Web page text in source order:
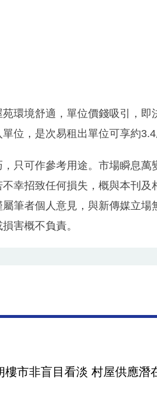
環境舒適，單位價錢吸引，即
位，是次易租出單位可享約3.4
只可作參考用途。市場瞬息萬
幸招致任何損失，概與本刊及
筆者個人意見，與新傳媒立場
害概不負責。
樓市非盲目看淡 村屋供應潛